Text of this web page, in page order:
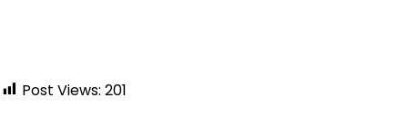
Post Views: 201